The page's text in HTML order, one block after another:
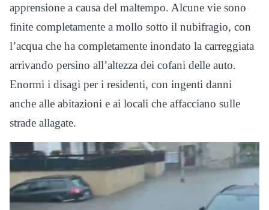
apprensione a causa del maltempo. Alcune vie sono
finite completamente a mollo sotto il nubifragio, con
l’acqua che ha completamente inondato la carreggiata
arrivando persino all’altezza dei cofani delle auto.
Enormi i disagi per i residenti, con ingenti danni
anche alle abitazioni e ai locali che affacciano sulle
strade allagate.